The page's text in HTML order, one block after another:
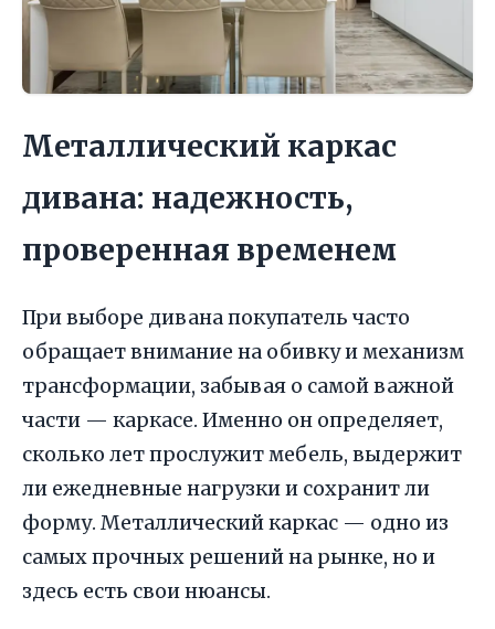
Металлический каркас
дивана: надежность,
проверенная временем
При выборе дивана покупатель часто
обращает внимание на обивку и механизм
трансформации, забывая о самой важной
части — каркасе. Именно он определяет,
сколько лет прослужит мебель, выдержит
ли ежедневные нагрузки и сохранит ли
форму. Металлический каркас — одно из
самых прочных решений на рынке, но и
здесь есть свои нюансы.